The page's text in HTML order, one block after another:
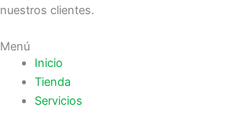
nuestros clientes.
Menú
Inicio
Tienda
Servicios